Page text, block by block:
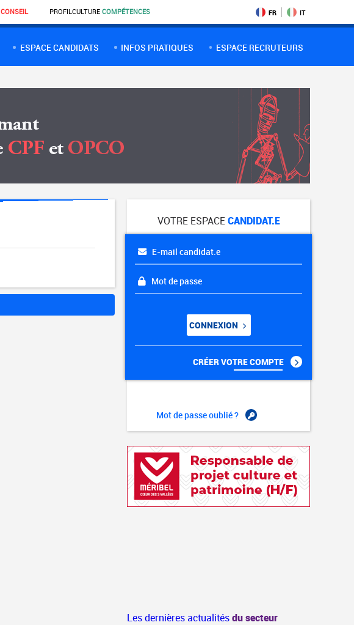
CONSEIL PROFILCULTURE COMPÉTENCES FR IT
ESPACE CANDIDATS INFOS PRATIQUES ESPACE RECRUTEURS
VOTRE ESPACECANDIDAT.E
E-mail candidat.e
Mot de passe
CONNEXION
CRÉER VOTRE COMPTE
Mot de passe oublié ?
Les dernières actualitésdu secteur